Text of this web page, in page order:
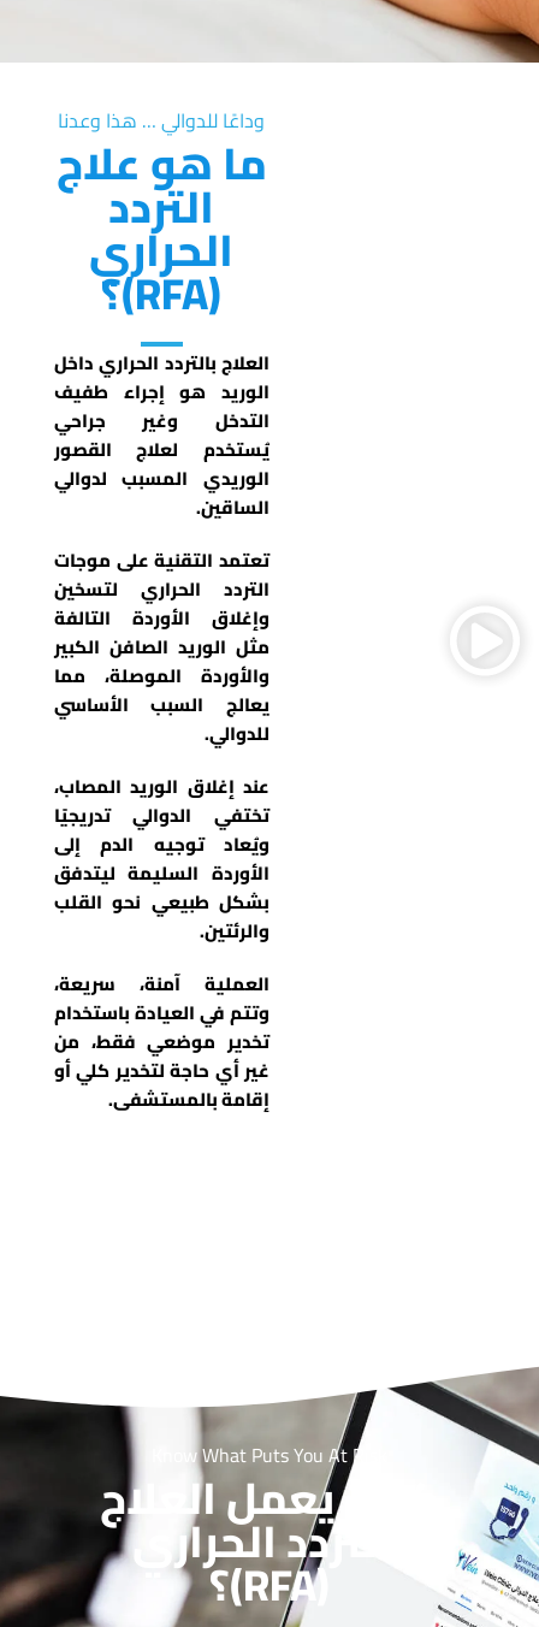
وداعًا للدوالي … هذا وعدنا
ما هو علاج
التردد
الحراري
(RFA)؟
العلاج بالتردد الحراري داخل
الوريد هو إجراء طفيف
التدخل وغير جراحي
يُستخدم لعلاج القصور
الوريدي المسبب لدوالي
الساقين.
تعتمد التقنية على موجات
التردد الحراري لتسخين
وإغلاق الأوردة التالفة
مثل الوريد الصافن الكبير
والأوردة الموصلة، مما
يعالج السبب الأساسي
للدوالي.
عند إغلاق الوريد المصاب،
تختفي الدوالي تدريجيًا
ويُعاد توجيه الدم إلى
الأوردة السليمة ليتدفق
بشكل طبيعي نحو القلب
والرئتين.
العملية آمنة، سريعة،
وتتم في العيادة باستخدام
تخدير موضعي فقط، من
غير أي حاجة لتخدير كلي أو
إقامة بالمستشفى.
Know What Puts You At Risk
كيف يعمل العلاج
بالتردد الحراري
(RFA)؟